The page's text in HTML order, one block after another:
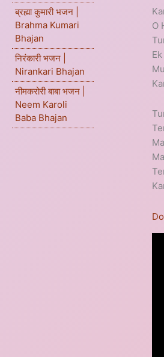
ब्रह्मा कुमारी भजन |
Brahma Kumari
Bhajan
निरंकारी भजन |
Nirankari Bhajan
नीमकरोरी बाबा भजन |
Neem Karoli
Baba Bhajan
O